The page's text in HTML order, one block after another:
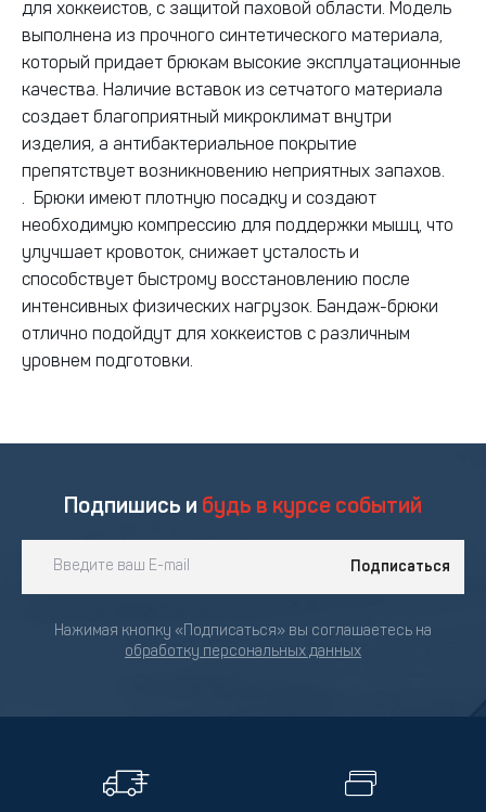
для хоккеистов, с защитой паховой области. Модель
выполнена из прочного синтетического материала,
который придает брюкам высокие эксплуатационные
качества. Наличие вставок из сетчатого материала
создает благоприятный микроклимат внутри
изделия, а антибактериальное покрытие
препятствует возникновению неприятных запахов.
. Брюки имеют плотную посадку и создают
необходимую компрессию для поддержки мышц, что
улучшает кровоток, снижает усталость и
способствует быстрому восстановлению после
интенсивных физических нагрузок. Бандаж-брюки
отлично подойдут для хоккеистов с различным
уровнем подготовки.
Подпишись и будь в курсе событий
Подписаться
Нажимая кнопку «Подписаться» вы соглашаетесь на
обработку персональных данных